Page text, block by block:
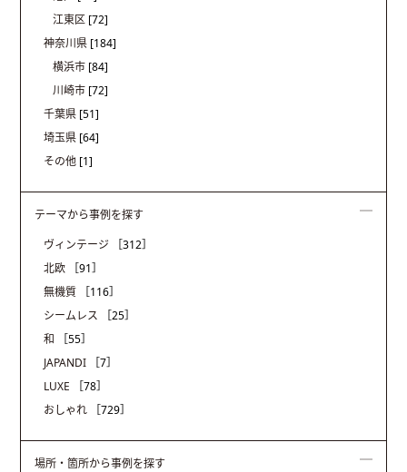
江東区 [72]
神奈川県 [184]
横浜市 [84]
川崎市 [72]
千葉県 [51]
埼玉県 [64]
その他 [1]
テーマから事例を探す
ヴィンテージ
［312］
北欧
［91］
無機質
［116］
シームレス
［25］
和
［55］
JAPANDI
［7］
LUXE
［78］
おしゃれ
［729］
場所・箇所から事例を探す